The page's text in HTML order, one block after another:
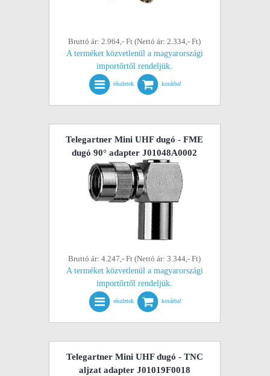
Bruttó ár: 2.964,- Ft (Nettó ár: 2.334,- Ft)
A terméket közvetlenül a magyarországi
importőrtől rendeljük.
részletek kosárba!
Telegartner Mini UHF dugó - FME
dugó 90° adapter J01048A0002
Bruttó ár: 4.247,- Ft (Nettó ár: 3.344,- Ft)
A terméket közvetlenül a magyarországi
importőrtől rendeljük.
részletek kosárba!
Telegartner Mini UHF dugó - TNC
aljzat adapter J01019F0018